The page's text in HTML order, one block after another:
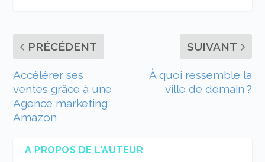
PRÉCÉDENT
Accélérer ses
ventes grâce à une
Agence marketing
Amazon
SUIVANT
À quoi ressemble la
ville de demain ?
A PROPOS DE L'AUTEUR